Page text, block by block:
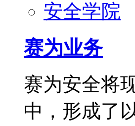
安全学院
赛为业务
赛为安全将
中，形成了